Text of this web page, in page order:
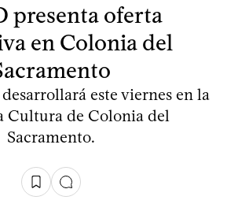
presenta oferta
en Colonia del
este viernes en la
Cultura de Colonia del
Sacramento.